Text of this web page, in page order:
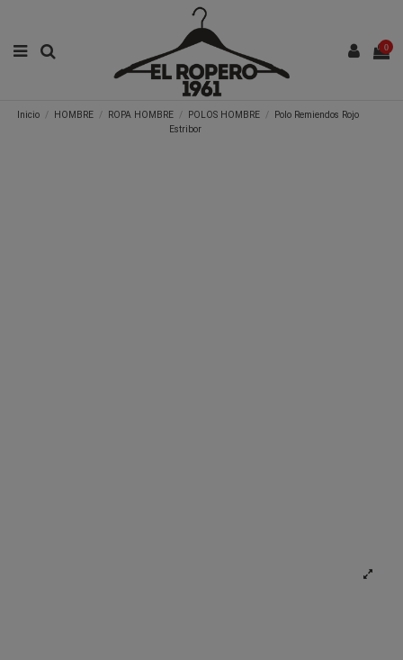
0
Inicio HOMBRE ROPA HOMBRE POLOS HOMBRE
Polo Remiendos Rojo
Estribor